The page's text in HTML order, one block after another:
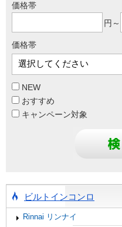
価格帯
円～
価格帯
NEW
おすすめ
キャンペーン対象
ビルトインコンロ
Rinnai リンナイ